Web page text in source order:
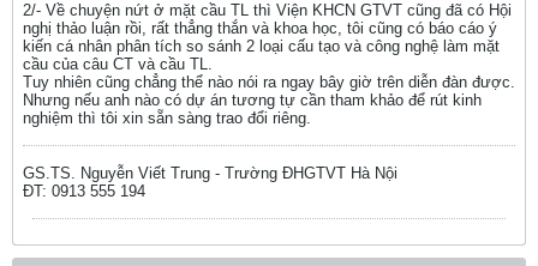
2/- Về chuyện nứt ở mặt cầu TL thì Viện KHCN GTVT cũng đã có Hội
nghị thảo luận rồi, rất thẳng thắn và khoa học, tôi cũng có báo cáo ý
kiến cá nhân phân tích so sánh 2 loại cấu tạo và công nghệ làm mặt
cầu của câu CT và cầu TL.
Tuy nhiên cũng chẳng thể nào nói ra ngay bây giờ trên diễn đàn được.
Nhưng nếu anh nào có dự án tương tự cần tham khảo để rút kinh
nghiệm thì tôi xin sẵn sàng trao đổi riêng.
GS.TS. Nguyễn Viết Trung - Trường ĐHGTVT Hà Nội
ĐT: 0913 555 194